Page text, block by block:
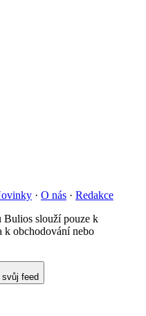
· O nás · Redakce
Bulios slouží pouze k
k obchodování nebo
feed